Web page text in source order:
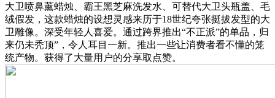
大卫喷鼻薰蜡烛、霸王黑芝麻洗发水、可替代大卫头瓶盖、毛
绒假发，这款蜡烛的设想灵感来历于18世纪夸张挺拔发型的大
卫雕像。深受年轻人喜爱‌。通过跨界推出“不正派”的单品，归
来仍未秃顶”，令人耳目一新。推出一些让消费者看不懂的笼
统产物。获得了大量用户的分享取点赞。